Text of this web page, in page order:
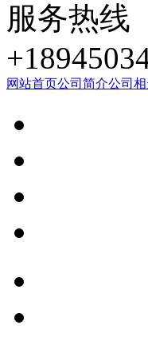
服务热线
网站首页公司简介公司